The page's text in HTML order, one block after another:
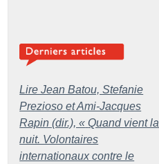
Lire Jean Batou, Stefanie
Prezioso et Ami-Jacques
Rapin (dir.), « Quand vient la
nuit. Volontaires
internationaux contre le